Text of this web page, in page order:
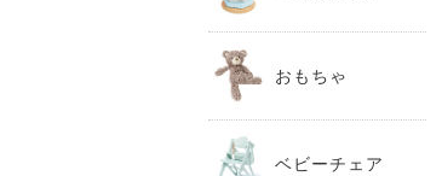
おもちゃ
ベビーチェア